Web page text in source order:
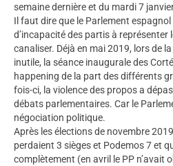
semaine dernière et du mardi 7
Il faut dire que le Parlement
d’incapacité des partis à représenter
canaliser. Déjà en mai 2019, lors de
inutile, la séance inaugurale des
happening de la part des différents
fois-ci, la violence des propos a
débats parlementaires. Car le
négociation politique.
Après les élections de novembre
perdaient 3 sièges et Podemos 7 et
complètement (en avril le PP n’avait